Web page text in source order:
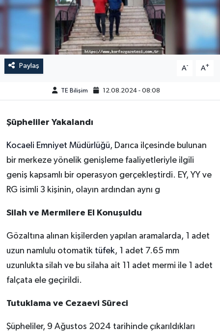
Paylaş A- A+
TE Bilişim 12.08.2024 - 08:08
Şüpheliler Yakalandı
Kocaeli Emniyet Müdürlüğü, Darıca ilçesinde bulunan
bir merkeze yönelik genişleme faaliyetleriyle ilgili
geniş kapsamlı bir operasyon gerçekleştirdi. EY, YY ve
RG isimli 3 kişinin, olayın ardından aynı g
Silah ve Mermilere El Konuşuldu
Gözaltına alınan kişilerden yapılan aramalarda, 1 adet
uzun namlulu otomatik tüfek, 1 adet 7.65 mm
uzunlukta silah ve bu silaha ait 11 adet mermi ile 1 adet
falçata ele geçirildi.
Tutuklama ve Cezaevi Süreci
Şüpheliler, 9 Ağustos 2024 tarihinde çıkarıldıkları